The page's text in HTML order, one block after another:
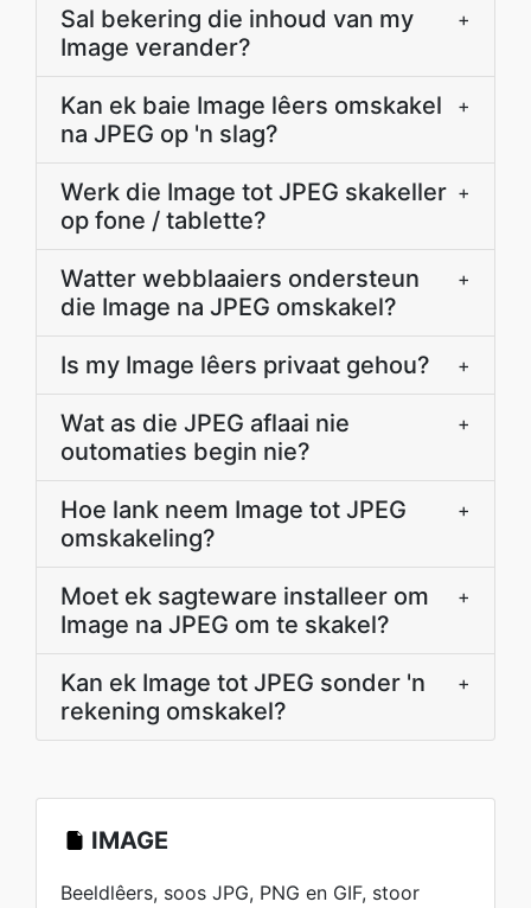
Sal bekering die inhoud van my
Image verander?
+
Kan ek baie Image lêers omskakel
na JPEG op 'n slag?
+
Werk die Image tot JPEG skakeller
op fone / tablette?
+
Watter webblaaiers ondersteun
die Image na JPEG omskakel?
+
Is my Image lêers privaat gehou? +
Wat as die JPEG aflaai nie
outomaties begin nie?
+
Hoe lank neem Image tot JPEG
omskakeling?
+
Moet ek sagteware installeer om
Image na JPEG om te skakel?
+
Kan ek Image tot JPEG sonder 'n
rekening omskakel?
+
IMAGE
Beeldlêers, soos JPG, PNG en GIF, stoor